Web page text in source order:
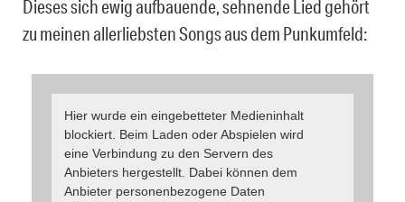
Dieses sich ewig aufbauende, sehnende Lied gehört
zu meinen allerliebsten Songs aus dem Punkumfeld:
Hier wurde ein eingebetteter Medieninhalt
blockiert. Beim Laden oder Abspielen wird
eine Verbindung zu den Servern des
Anbieters hergestellt. Dabei können dem
Anbieter personenbezogene Daten